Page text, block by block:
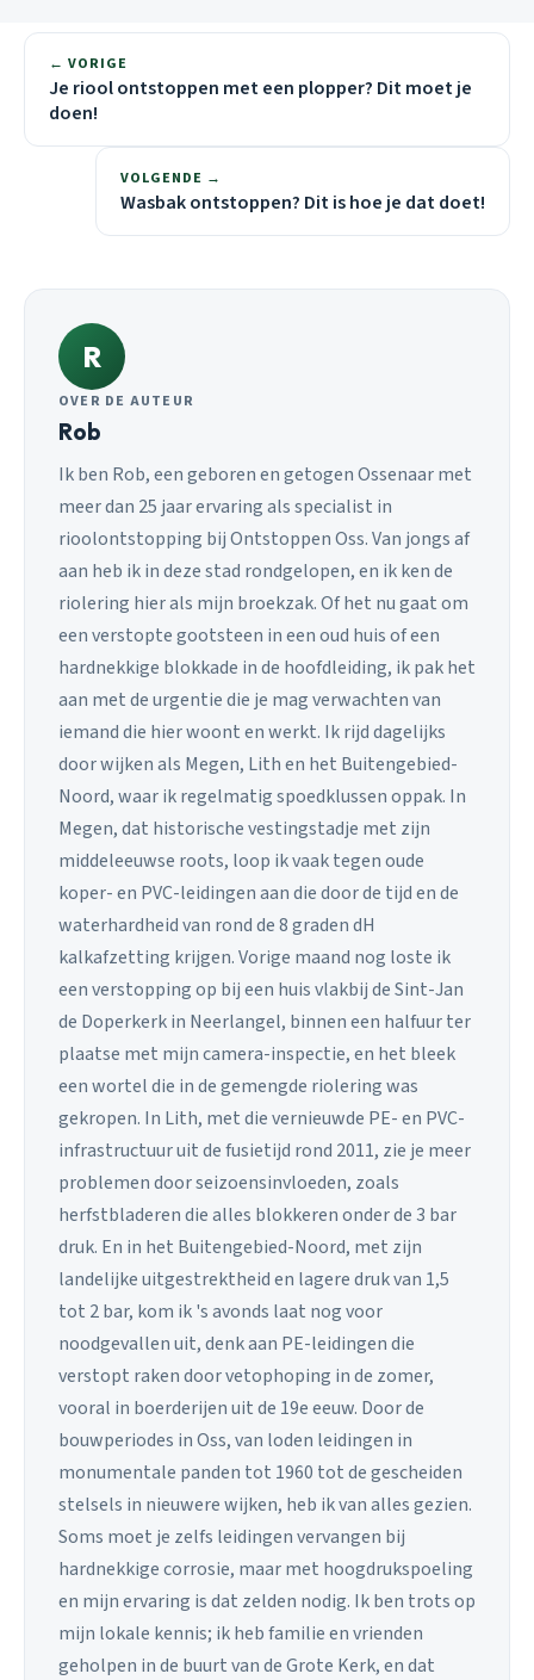
← VORIGE
Je riool ontstoppen met een plopper? Dit moet je
doen!
VOLGENDE →
Wasbak ontstoppen? Dit is hoe je dat doet!
R
OVER DE AUTEUR
Rob
Ik ben Rob, een geboren en getogen Ossenaar met
meer dan 25 jaar ervaring als specialist in
rioolontstopping bij Ontstoppen Oss. Van jongs af
aan heb ik in deze stad rondgelopen, en ik ken de
riolering hier als mijn broekzak. Of het nu gaat om
een verstopte gootsteen in een oud huis of een
hardnekkige blokkade in de hoofdleiding, ik pak het
aan met de urgentie die je mag verwachten van
iemand die hier woont en werkt. Ik rijd dagelijks
door wijken als Megen, Lith en het Buitengebied-
Noord, waar ik regelmatig spoedklussen oppak. In
Megen, dat historische vestingstadje met zijn
middeleeuwse roots, loop ik vaak tegen oude
koper- en PVC-leidingen aan die door de tijd en de
waterhardheid van rond de 8 graden dH
kalkafzetting krijgen. Vorige maand nog loste ik
een verstopping op bij een huis vlakbij de Sint-Jan
de Doperkerk in Neerlangel, binnen een halfuur ter
plaatse met mijn camera-inspectie, en het bleek
een wortel die in de gemengde riolering was
gekropen. In Lith, met die vernieuwde PE- en PVC-
infrastructuur uit de fusietijd rond 2011, zie je meer
problemen door seizoensinvloeden, zoals
herfstbladeren die alles blokkeren onder de 3 bar
druk. En in het Buitengebied-Noord, met zijn
landelijke uitgestrektheid en lagere druk van 1,5
tot 2 bar, kom ik 's avonds laat nog voor
noodgevallen uit, denk aan PE-leidingen die
verstopt raken door vetophoping in de zomer,
vooral in boerderijen uit de 19e eeuw. Door de
bouwperiodes in Oss, van loden leidingen in
monumentale panden tot 1960 tot de gescheiden
stelsels in nieuwere wijken, heb ik van alles gezien.
Soms moet je zelfs leidingen vervangen bij
hardnekkige corrosie, maar met hoogdrukspoeling
en mijn ervaring is dat zelden nodig. Ik ben trots op
mijn lokale kennis; ik heb familie en vrienden
geholpen in de buurt van de Grote Kerk, en dat